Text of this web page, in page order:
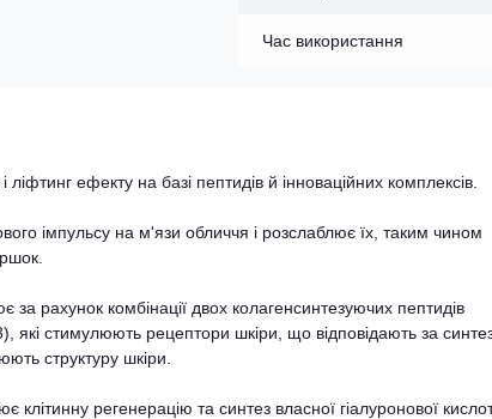
Час використання
ефекту на базі пептидів й інноваційних комплексів.
імпульсу на м'язи обличчя і розслаблює їх, таким чином
рахунок комбінації двох колагенсинтезуючих пептидів
які стимулюють рецептори шкіри, що відповідають за
структуру шкіри.
регенерацію та синтез власної гіалуронової